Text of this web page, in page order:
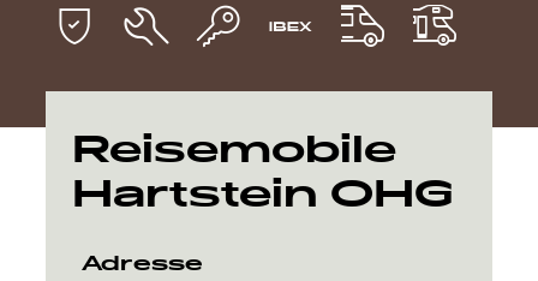
Fahrzeugfinder
Explore
Reisemobile
Hartstein OHG
Adresse